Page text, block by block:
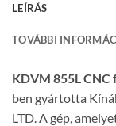
LEÍRÁS
TOVÁBBI
KDVM 855L
ben gyártotta
LTD. A gép,